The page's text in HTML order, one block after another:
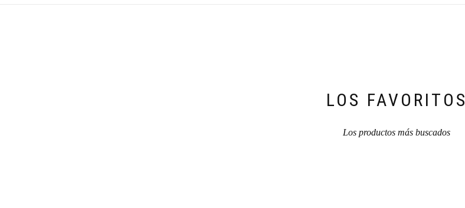
LOS FAVORITOS
Los productos más buscados